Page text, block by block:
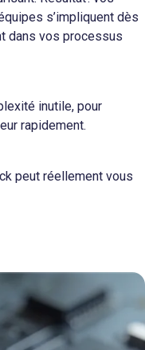
s’impliquent dès
dans vos processus
inutile, pour
rapidement.
peut réellement vous